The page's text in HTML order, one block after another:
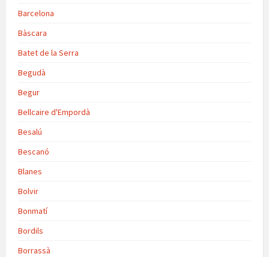
Barcelona
Bàscara
Batet de la Serra
Begudà
Begur
Bellcaire d'Empordà
Besalú
Bescanó
Blanes
Bolvir
Bonmatí
Bordils
Borrassà